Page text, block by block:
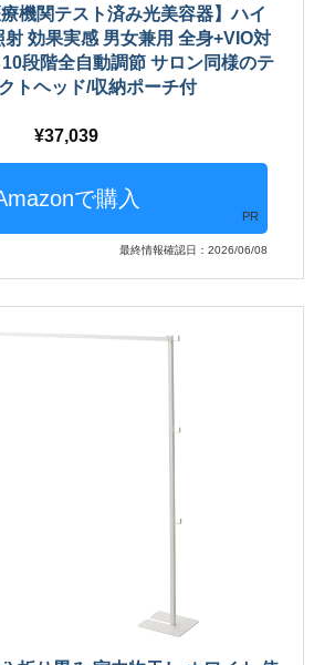
機関テスト済み光美容器】ハイ
効果実感 男女兼用 全身+VIO対
段階全自動調節 サロン同様のテ
トヘッド/収納ポーチ付
37,039
PR
最終情報確認日：2026/06/08